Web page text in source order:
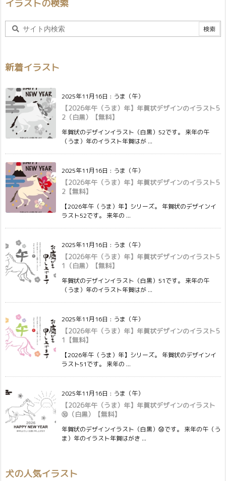
イラストの検索
新着イラスト
2025年11月16日 : うま（午）
【2026年午（うま）年】年賀状デザインのイラスト5
2（白黒）【無料】
年賀状のデザインイラスト（白黒）52です。 来年の午
（うま）年のイラスト年賀はが ...
2025年11月16日 : うま（午）
【2026年午（うま）年】年賀状デザインのイラスト5
2【無料】
【2026年午（うま）年】シリーズ。 年賀状のデザインイ
ラスト52です。 来年の ...
2025年11月16日 : うま（午）
【2026年午（うま）年】年賀状デザインのイラスト5
1（白黒）【無料】
年賀状のデザインイラスト（白黒）51です。 来年の午
（うま）年のイラスト年賀はが ...
2025年11月16日 : うま（午）
【2026年午（うま）年】年賀状デザインのイラスト5
1【無料】
【2026年午（うま）年】シリーズ。 年賀状のデザインイ
ラスト51です。 来年の ...
2025年11月16日 : うま（午）
【2026年午（うま）年】年賀状デザインのイラスト
㊿（白黒）【無料】
年賀状のデザインイラスト（白黒）㊿です。 来年の午（う
ま）年のイラスト年賀はがき ...
犬の人気イラスト